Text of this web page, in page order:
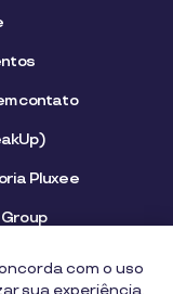
contato
Pluxee
com o uso
sua experiência.